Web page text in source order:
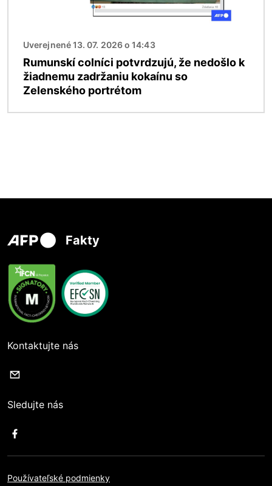
Uverejnené 13. 07. 2026 o 14:43
Rumunskí colníci potvrdzujú, že nedošlo k
žiadnemu zadržaniu kokaínu so
Zelenského portrétom
Fakty
Kontaktujte nás
Sledujte nás
Používateľské podmienky